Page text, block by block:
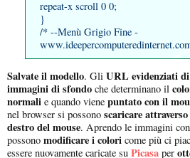
repeat-x scroll 0 0;
}
/* --Menù Grigio Fine -
Salvate il modello. Gli URL evidenziati
immagini di sfondo che determinano il
normali e quando viene puntato con il
nel browser si possono scaricare
destro del mouse. Aprendo le immagini
possono modificare i colori come più ci
essere nuovamente caricate su Picasa per